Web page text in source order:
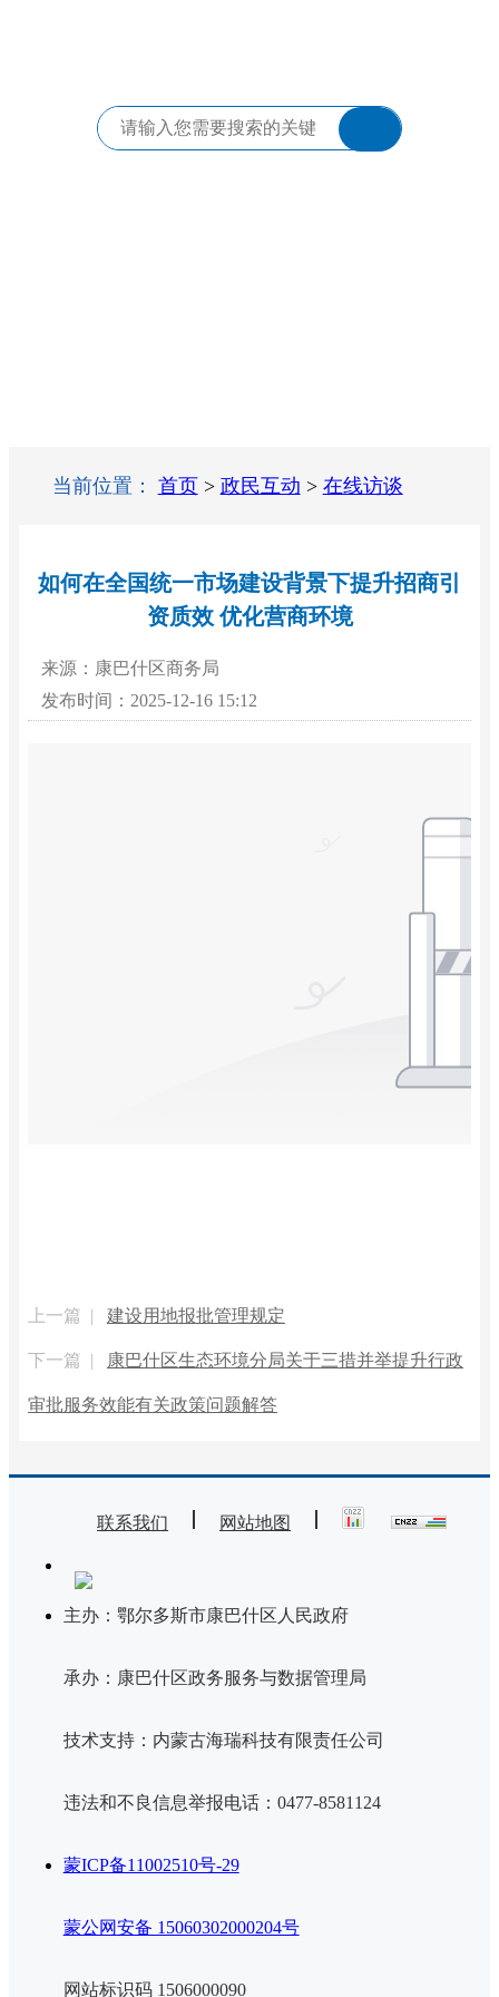
当前位置： 首页 > 政民互动 > 在线访谈
如何在全国统一市场建设背景下提升招商引
资质效 优化营商环境
来源：康巴什区商务局
发布时间：2025-12-16 15:12
上一篇 | 建设用地报批管理规定
下一篇 | 康巴什区生态环境分局关于三措并举提升行政
审批服务效能有关政策问题解答
联系我们 网站地图
主办：鄂尔多斯市康巴什区人民政府
承办：康巴什区政务服务与数据管理局
技术支持：内蒙古海瑞科技有限责任公司
违法和不良信息举报电话：0477-8581124
蒙ICP备11002510号-29
蒙公网安备 15060302000204号
网站标识码 1506000090